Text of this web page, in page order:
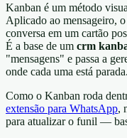
Kanban é um método
Aplicado ao mensageiro, o
conversa em um cartão
É a base de um crm
"mensagens" e passa a
onde cada uma está parada.
Como o Kanban roda
extensão para WhatsApp,
para atualizar o funil —